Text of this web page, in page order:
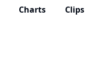
Charts Clips